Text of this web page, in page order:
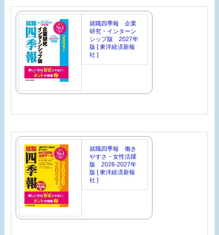
就職四季報 企業
研究・インターン
シップ版 2027年
版 [ 東洋経済新報
社 ]
就職四季報 働き
やすさ・女性活躍
版 2026-2027年
版 [ 東洋経済新報
社 ]